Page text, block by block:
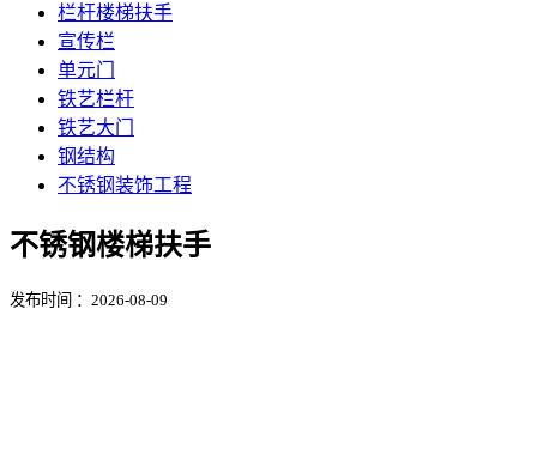
栏杆楼梯扶手
宣传栏
单元门
铁艺栏杆
铁艺大门
钢结构
不锈钢装饰工程
不锈钢楼梯扶手
发布时间 ：2026-08-09